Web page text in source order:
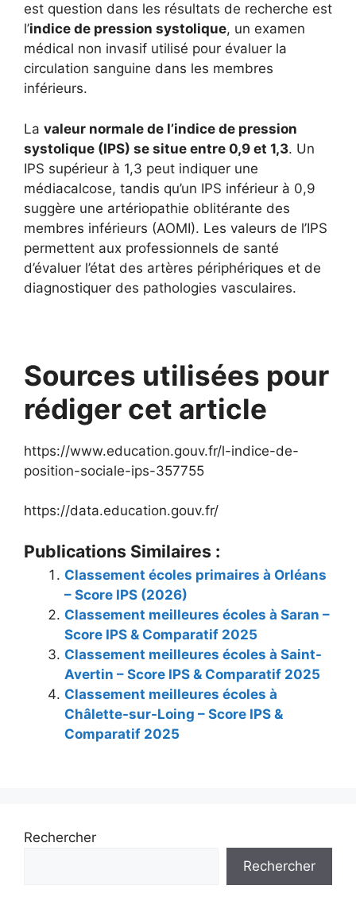
est question dans les résultats de recherche est
l’indice de pression systolique, un examen
médical non invasif utilisé pour évaluer la
circulation sanguine dans les membres
inférieurs.
La valeur normale de l’indice de pression
systolique (IPS) se situe entre 0,9 et 1,3. Un
IPS supérieur à 1,3 peut indiquer une
médiacalcose, tandis qu’un IPS inférieur à 0,9
suggère une artériopathie oblitérante des
membres inférieurs (AOMI). Les valeurs de l’IPS
permettent aux professionnels de santé
d’évaluer l’état des artères périphériques et de
diagnostiquer des pathologies vasculaires.
Sources utilisées pour
rédiger cet article
https://www.education.gouv.fr/l-indice-de-
position-sociale-ips-357755
https://data.education.gouv.fr/
Publications Similaires :
Classement écoles primaires à Orléans
– Score IPS (2026)
Classement meilleures écoles à Saran –
Score IPS & Comparatif 2025
Classement meilleures écoles à Saint-
Avertin – Score IPS & Comparatif 2025
Classement meilleures écoles à
Châlette-sur-Loing – Score IPS &
Comparatif 2025
Rechercher
Rechercher